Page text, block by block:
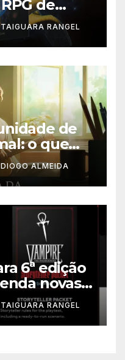
de
TAIGUARA RANGEL
de
o que
autorais
DIOGO ALMEIDA
6ª edição
novas
TAIGUARA RANGEL